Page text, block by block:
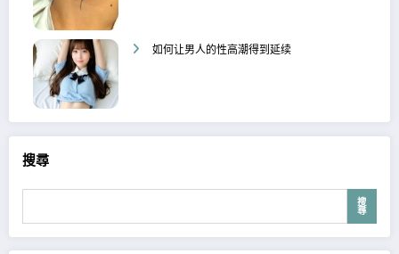
如何让男人的性高潮得到延续
搜尋
搜
尋